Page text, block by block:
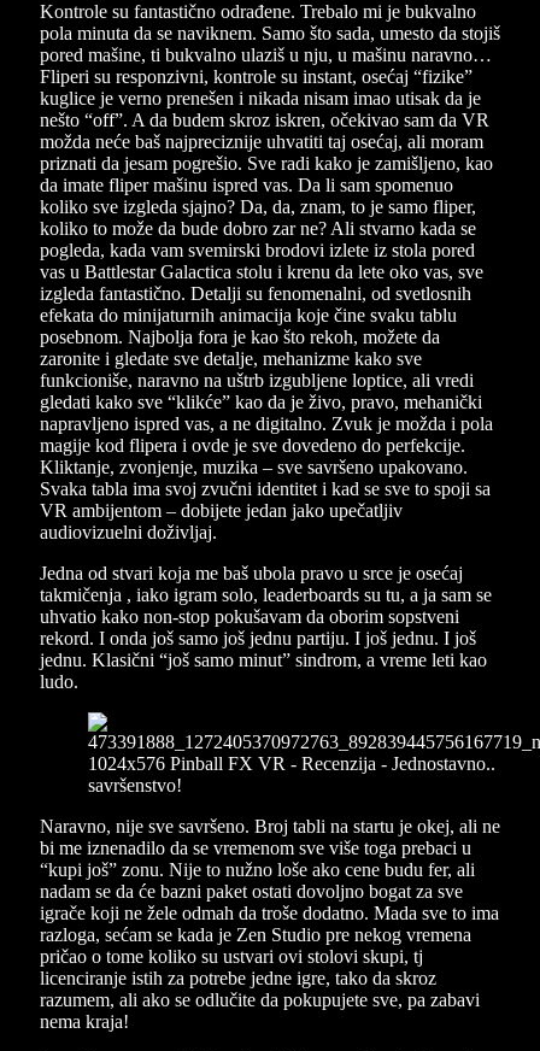
Kontrole su fantastično odrađene. Trebalo mi je bukvalno
pola minuta da se naviknem. Samo što sada, umesto da stojiš
pored mašine, ti bukvalno ulaziš u nju, u mašinu naravno…
Fliperi su responzivni, kontrole su instant, osećaj “fizike”
kuglice je verno prenešen i nikada nisam imao utisak da je
nešto “off”. A da budem skroz iskren, očekivao sam da VR
možda neće baš najpreciznije uhvatiti taj osećaj, ali moram
priznati da jesam pogrešio. Sve radi kako je zamišljeno, kao
da imate fliper mašinu ispred vas. Da li sam spomenuo
koliko sve izgleda sjajno? Da, da, znam, to je samo fliper,
koliko to može da bude dobro zar ne? Ali stvarno kada se
pogleda, kada vam svemirski brodovi izlete iz stola pored
vas u Battlestar Galactica stolu i krenu da lete oko vas, sve
izgleda fantastično. Detalji su fenomenalni, od svetlosnih
efekata do minijaturnih animacija koje čine svaku tablu
posebnom. Najbolja fora je kao što rekoh, možete da
zaronite i gledate sve detalje, mehanizme kako sve
funkcioniše, naravno na uštrb izgubljene loptice, ali vredi
gledati kako sve “klikće” kao da je živo, pravo, mehanički
napravljeno ispred vas, a ne digitalno. Zvuk je možda i pola
magije kod flipera i ovde je sve dovedeno do perfekcije.
Kliktanje, zvonjenje, muzika – sve savršeno upakovano.
Svaka tabla ima svoj zvučni identitet i kad se sve to spoji sa
VR ambijentom – dobijete jedan jako upečatljiv
audiovizuelni doživljaj.
Jedna od stvari koja me baš ubola pravo u srce je osećaj
takmičenja , iako igram solo, leaderboards su tu, a ja sam se
uhvatio kako non-stop pokušavam da oborim sopstveni
rekord. I onda još samo još jednu partiju. I još jednu. I još
jednu. Klasični “još samo minut” sindrom, a vreme leti kao
ludo.
Naravno, nije sve savršeno. Broj tabli na startu je okej, ali ne
bi me iznenadilo da se vremenom sve više toga prebaci u
“kupi još” zonu. Nije to nužno loše ako cene budu fer, ali
nadam se da će bazni paket ostati dovoljno bogat za sve
igrače koji ne žele odmah da troše dodatno. Mada sve to ima
razloga, sećam se kada je Zen Studio pre nekog vremena
pričao o tome koliko su ustvari ovi stolovi skupi, tj
licenciranje istih za potrebe jedne igre, tako da skroz
razumem, ali ako se odlučite da pokupujete sve, pa zabavi
nema kraja!